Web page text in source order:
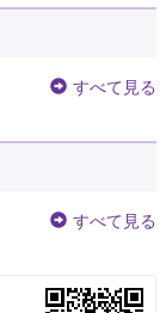
すべて見る
すべて見る